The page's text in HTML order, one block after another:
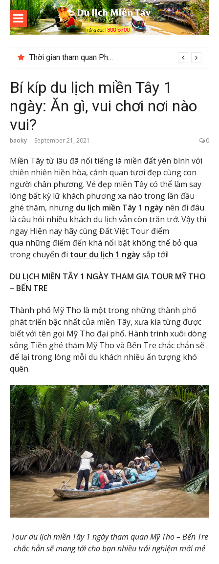
Skip
content
Du lịch
Miền Tây
Cuối năm có nên đi du lịch Phú Quốc không?
Bí kíp du lịch miền Tây 1
ngày: Ăn gì, vui chơi nơi nào
vui?
baoky September 21, 2021 0
Miền Tây từ lâu đã nổi tiếng là miền đất yên bình với
thiên nhiên hiền hòa, cảnh quan tươi đẹp cùng con
người chân phương. Vẻ đẹp miền Tây có thể làm say
lòng bất kỳ lữ khách phương xa nào trong lần đầu
ghé thăm, nhưng du lịch miền Tây 1 ngày nên đi đâu
là câu hỏi nhiều khách du lịch vẫn còn trăn trở. Vậy thì
ngay Hiện nay hãy cùng Đất Việt Tour điểm
qua những điểm đến khá nổi bật không thể bỏ qua
trong chuyến đi tour du lịch 1 ngày sắp tới!
DU LỊCH MIỀN TÂY 1 NGÀY THAM GIA TOUR MỸ THO
– BẾN TRE
Thành phố Mỹ Tho là một trong những thành phố
phát triển bậc nhất của miền Tây, xưa kia từng được
biết với tên gọi Mỹ Tho đại phố. Hành trình xuôi dòng
sông Tiền ghé thăm Mỹ Tho và Bến Tre chắc chắn sẽ
để lại trong lòng mỗi du khách nhiều ấn tượng khó
quên.
Tour du lịch miền Tây 1 ngày tham quan Mỹ Tho – Bến Tre
chắc hẳn sẽ mang tới cho bạn nhiều trải nghiệm mới mẻ